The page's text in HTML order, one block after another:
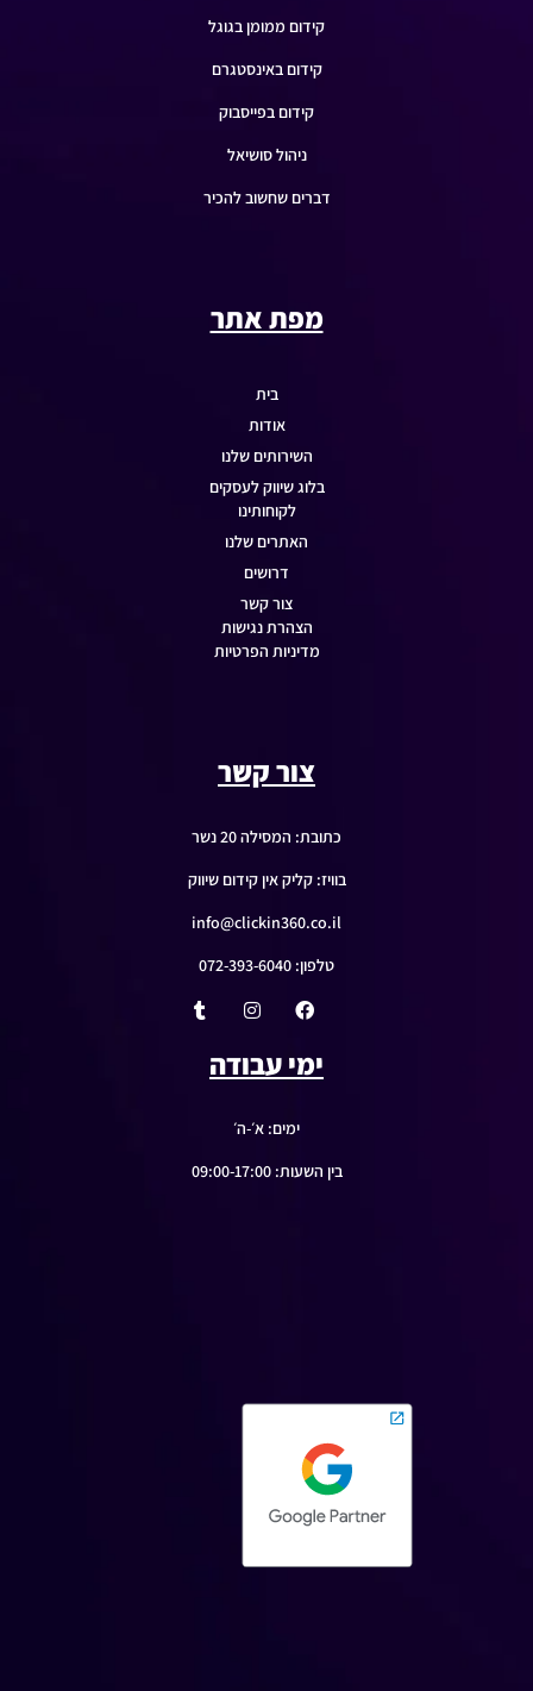
קידום ממומן בגוגל
קידום באינסטגרם
קידום בפייסבוק
ניהול סושיאל
דברים שחשוב להכיר
מפת אתר
בית
אודות
השירותים שלנו
בלוג שיווק לעסקים
לקוחותינו
האתרים שלנו
דרושים
צור קשר
הצהרת נגישות
מדיניות הפרטיות
צור קשר
כתובת: המסילה 20 נשר
בוויז: קליק אין קידום שיווק
info@clickin360.co.il
טלפון: 072-393-6040
ימי עבודה
ימים: א׳-ה׳
בין השעות: 09:00-17:00